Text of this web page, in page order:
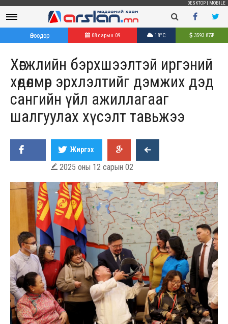
DESKTOP MOBILE
Өнөөдөр 08 сарын 09 18°C 3593.87₮
Хөгжлийн бэрхшээлтэй иргэний
хөдөлмөр эрхлэлтийг дэмжих дэд
сангийн үйл ажиллагааг
шалгуулах хүсэлт тавьжээ
Жиргэх
 2025 оны 12 сарын 02